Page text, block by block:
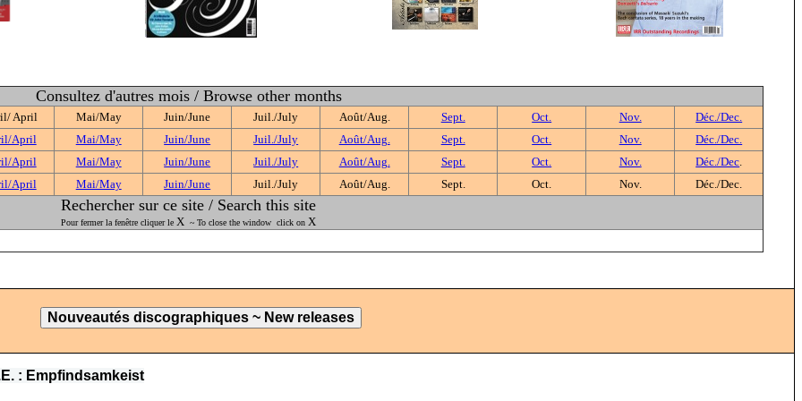
Consultez d'autres mois / Browse other months
April Mai/May Juin/June Juil./July Août/Aug. Sept. Oct. Nov.
Déc./Dec.
April
Mai/May Juin/June Juil./July Août/Aug. Sept. Oct. Nov.
Déc./Dec.
April
Mai/May Juin/June Juil./July Août/Aug. Sept. Oct. Nov. Déc./Dec.
April
Mai/May Juin/June Juil./July Août/Aug. Sept. Oct. Nov. Déc./Dec.
Rechercher sur ce site / Search this site
Pour fermer la fenêtre cliquer le X ~ To close the window click on X
: Empfindsamkeist